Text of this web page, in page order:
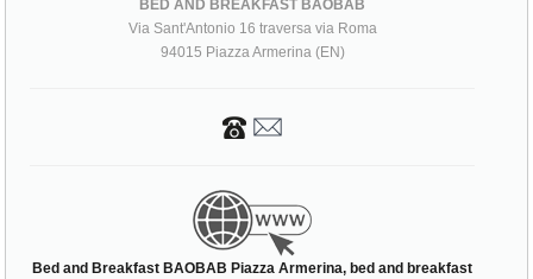
BED AND BREAKFAST BAOBAB
Via Sant'Antonio 16 traversa via Roma
94015 Piazza Armerina (EN)
Bed and Breakfast BAOBAB Piazza Armerina, bed and breakfast